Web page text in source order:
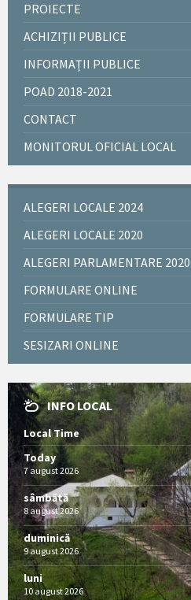
PROIECTE
ACHIZIȚII PUBLICE
INFORMAȚII PUBLICE
POAD 2018-2021
CONTACT
MONITORUL OFICIAL LOCAL
ALEGERI LOCALE 2024
ALEGERI LOCALE 2020
ALEGERI PARLAMENTARE 2020
FORMULARE ONLINE
FORMULARE TIP
SESIZARI ONLINE
INFO LOCAL
Local Time
Today
7 august 2026
sâmbătă
8 august 2026
duminică
9 august 2026
luni
10 august 2026